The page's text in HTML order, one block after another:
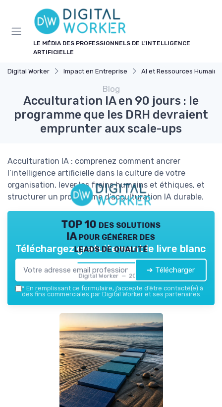
LE MÉDIA DES PROFESSIONNELS DE L'INTELLIGENCE
ARTIFICIELLE
Digital Worker Impact en Entreprise AI et Ressources
Blog
Acculturation IA en 90 jours : le
programme que les DRH devraient
emprunter aux scale-ups
Acculturation IA : comprenez comment ancrer
l’intelligence artificielle dans la culture de votre
organisation, lever les freins humains et éthiques, et
structurer un programme d’acculturation IA durable.
TOP 10 des solutions
IA pour générer des
leads de qualité
Digital Worker — 2026
Téléchargez gratuitement le livre blanc
➔ Télécharger
* En remplissant ce formulaire, j’accepte d’être contacté(e) à
des fins commerciales par Digital Worker et ses partenaires.